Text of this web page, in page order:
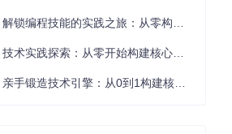
解锁编程技能的实践之旅：从零构建你的技术世界
技术实践探索：从零开始构建核心系统的实践指南
亲手锻造技术引擎：从0到1构建核心系统的实践指南